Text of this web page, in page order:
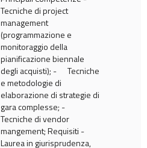
Tecniche di project
management
(programmazione e
monitoraggio della
pianificazione biennale
degli acquisti); - Tecniche
e metodologie di
elaborazione di strategie di
gara complesse; -
Tecniche di vendor
mangement; Requisiti -
Laurea in giurisprudenza,